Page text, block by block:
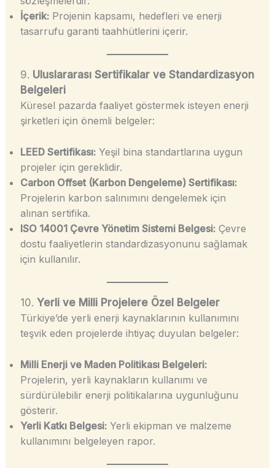
İçerik:Projenin kapsamı, hedefleri ve enerji
tasarrufu garanti taahhütlerini içerir.
9. Uluslararası Sertifikalar ve Standardizasyon
Belgeleri
Küresel pazarda faaliyet göstermek isteyen enerji
şirketleri için önemli belgeler:
LEED Sertifikası:Yeşil bina standartlarına uygun
projeler için gereklidir.
Carbon Offset (Karbon Dengeleme) Sertifikası:
Projelerin karbon salınımını dengelemek için
alınan sertifika.
ISO 14001 Çevre Yönetim Sistemi Belgesi:Çevre
dostu faaliyetlerin standardizasyonunu sağlamak
için kullanılır.
10. Yerli ve Milli Projelere Özel Belgeler
Türkiye’de yerli enerji kaynaklarının kullanımını
teşvik eden projelerde ihtiyaç duyulan belgeler:
Milli Enerji ve Maden Politikası Belgeleri:
Projelerin, yerli kaynakların kullanımı ve
sürdürülebilir enerji politikalarına uygunluğunu
gösterir.
Yerli Katkı Belgesi:Yerli ekipman ve malzeme
kullanımını belgeleyen rapor.